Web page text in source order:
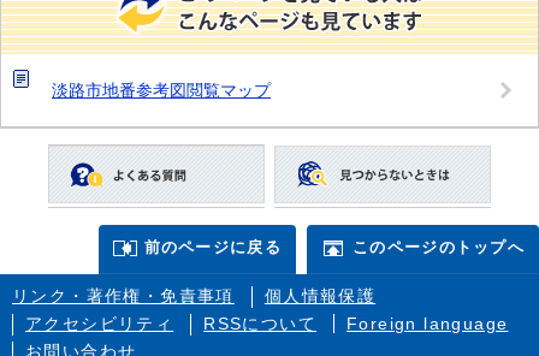
淡路市地番参考図閲覧マップ
前のページに戻る このページのトップへ
リンク・著作権・免責事項
個人情報保護
アクセシビリティ
RSSについて
Foreign language
お問い合わせ